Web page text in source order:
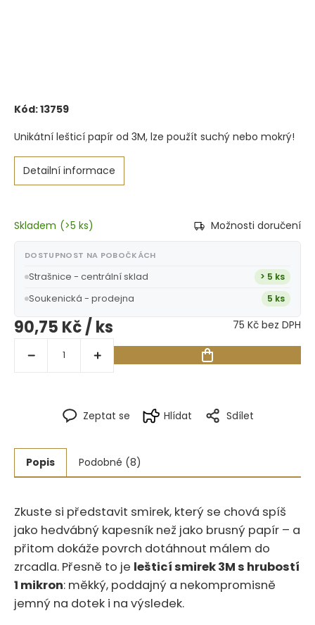
Kód:13759
Unikátní lešticí papír od 3M, lze použít suchý nebo mokrý!
Detailní informace
Zeptat se Hlídat Sdílet
Skladem (>5 ks) Možnosti doručení
DOSTUPNOST NA POBOČKÁCH
Strašnice - centrální sklad > 5 ks
Soukenická - prodejna 5 ks
90,75 Kč/ ks 75 Kč bez DPH
Popis Podobné (8)
Zkuste si představit smirek, který se chová spíš
jako hedvábný kapesník než jako brusný papír – a
přitom dokáže povrch dotáhnout málem do
zrcadla. Přesně to je lešticí smirek 3M s hrubostí
1 mikron: měkký, poddajný a nekompromisně
jemný na dotek i na výsledek.